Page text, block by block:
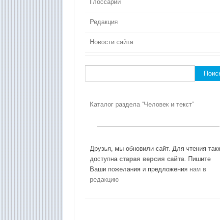
Глоссарий
Редакция
Новости сайта
Каталог раздела “Человек и текст”
Друзья, мы обновили сайт. Для чтения
доступна старая версия сайта. Пишите
Ваши пожелания и предложения нам в
редакцию